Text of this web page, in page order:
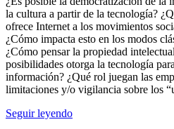
la cultura a partir de la tecnología?
ofrece Internet a los movimientos
¿Cómo impacta esto en los modos
¿Cómo pensar la propiedad
posibilidades otorga la tecnología
información? ¿Qué rol juegan las
limitaciones y/o vigilancia sobre los
Seguir leyendo